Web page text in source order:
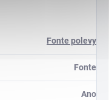
Fonte polevy
Fonte
Ano